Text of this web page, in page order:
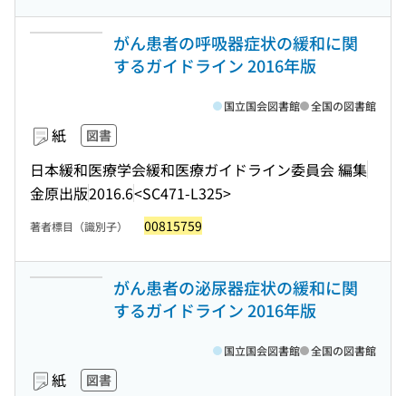
がん患者の呼吸器症状の緩和に関
するガイドライン 2016年版
紙 図書
日本緩和医療学会緩和医療ガイドライン委員会 編集
金原出版2016.6<SC471-L325>
国立国会図書館 全国の図書館
著者標目（識別子） 00815759
がん患者の泌尿器症状の緩和に関
するガイドライン 2016年版
紙 図書
国立国会図書館 全国の図書館